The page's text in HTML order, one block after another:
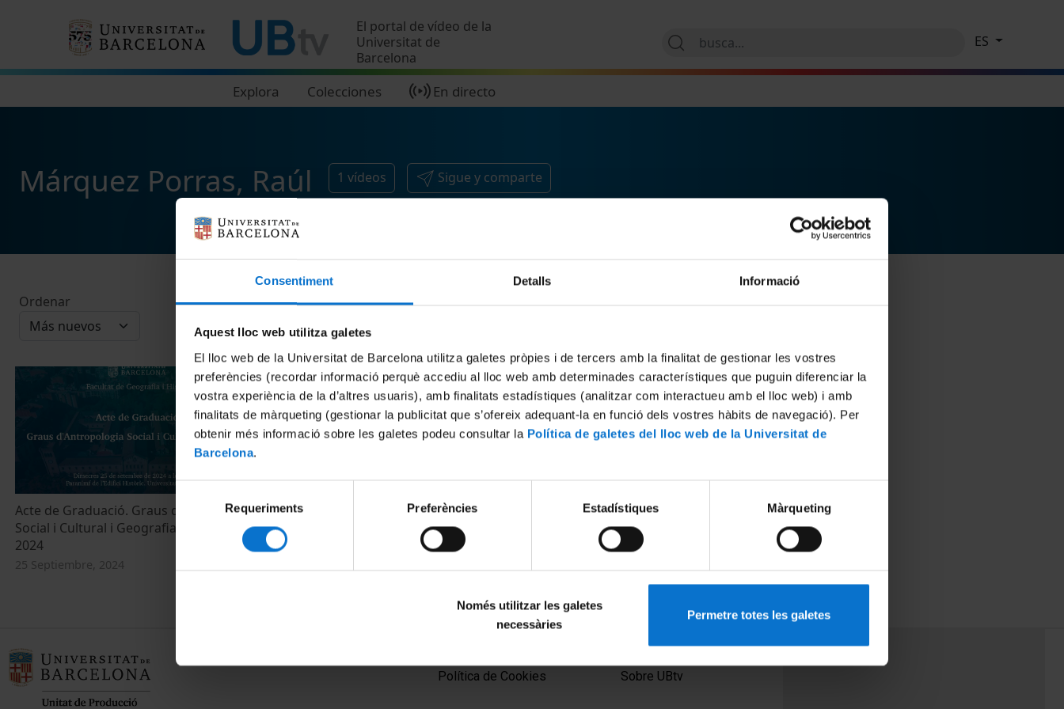
Consentiment Detalls Informació
Aquest lloc web utilitza galetes
El lloc web de la Universitat de Barcelona utilitza galetes pròpies i de tercers amb la finalitat de gestionar les vostres
preferències (recordar informació perquè accediu al lloc web amb determinades característiques que puguin diferenciar la
vostra experiència de la d’altres usuaris), amb finalitats estadístiques (analitzar com interactueu amb el lloc web) i amb
finalitats de màrqueting (gestionar la publicitat que s’ofereix adequant-la en funció dels vostres hàbits de navegació). Per
obtenir més informació sobre les galetes podeu consultar la Política de galetes del lloc web de la Universitat de
Barcelona.
de
consentiment
Requeriments Preferències Estadístiques Màrqueting
Només utilitzar les galetes
necessàries
Permetre totes les galetes
El portal de vídeo de la
Universitat de
Barcelona
Explora Colecciones En directo
ES
Márquez Porras, Raúl 1 vídeos Sigue y comparte
Ordenar
Acte de Graduació. Graus d'Antropologia
Social i Cultural i Geografia. Promoció
2024
25 Septiembre, 2024
Política de Cookies
PEU 2
Sobre UBtv
PEU 3